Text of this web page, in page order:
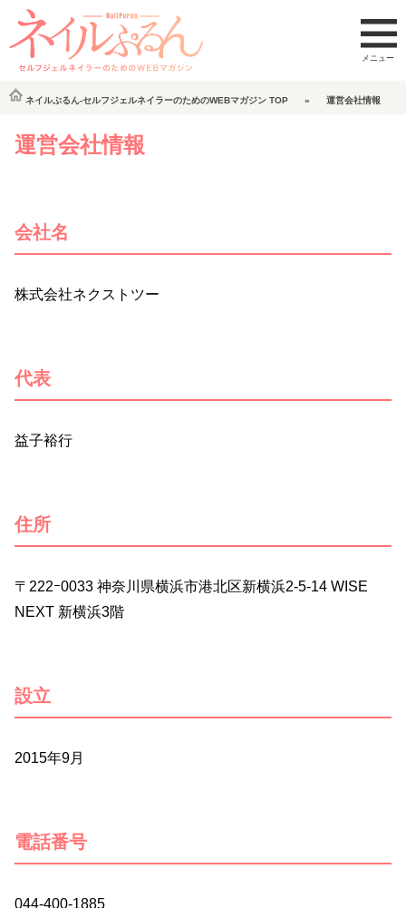
ネイルぷるん-セルフジェルネイラーのためのWEBマガジン TOP 運営会社情報
運営会社情報
会社名
株式会社ネクストツー
代表
益子裕行
住所
〒222ｰ0033 神奈川県横浜市港北区新横浜2-5-14 WISE
NEXT 新横浜3階
設立
2015年9月
電話番号
044-400-1885